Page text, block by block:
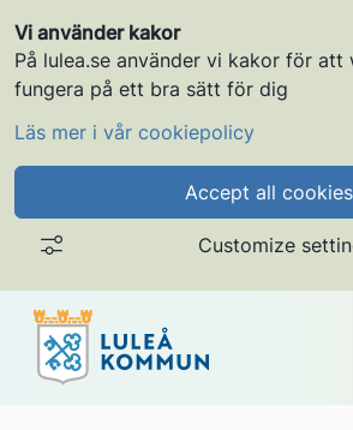
Vi använder kakor
På lulea.se använder vi kakor för att
fungera på ett bra sätt för dig
Läs mer i vår cookiepolicy
Accept all cookies
Customize
Gå till innehållet